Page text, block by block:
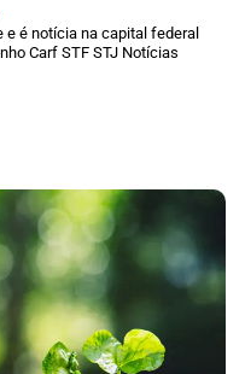
e é notícia na capital federal
Carf STF STJ Notícias